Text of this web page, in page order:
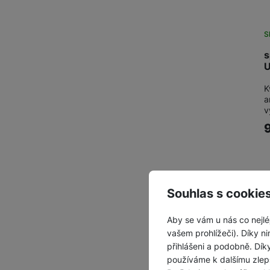
Souhlas s
Aby se vám u nás co
vašem prohlížeči). Díky
přihlášeni a podobně.
používáme k dalšímu